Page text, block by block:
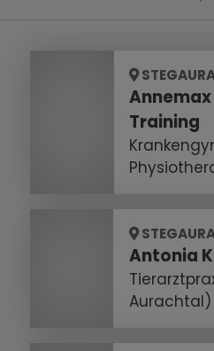
Training
Antonia
Aurachtal)